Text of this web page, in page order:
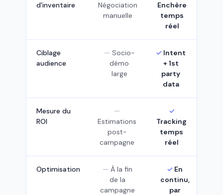
d'inventaire
Négociation
manuelle
Enchère
temps
réel
Ciblage
audience
Socio-
démo
large
Intent
+ 1st
party
data
Mesure du
ROI
Estimations
post-
campagne
Tracking
temps
réel
Optimisation
À la fin
de la
campagne
En
continu,
par